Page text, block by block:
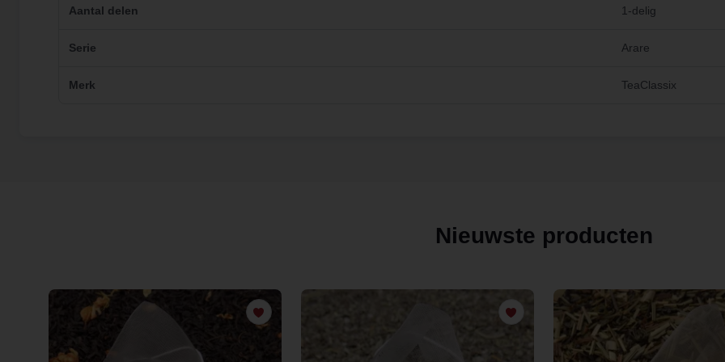
Aantal delen 1-delig
Serie Arare
Merk TeaClassix
Nieuwste producten